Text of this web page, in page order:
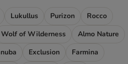
Lukullus Purizon
Rocco
Wolf of Wilderness
Almo Nature
Exclusion
Farmina